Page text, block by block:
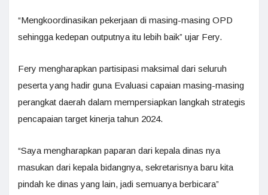
“Mengkoordinasikan pekerjaan di masing-masing OPD
sehingga kedepan outputnya itu lebih baik” ujar Fery.
Fery mengharapkan partisipasi maksimal dari seluruh
peserta yang hadir guna Evaluasi capaian masing-masing
perangkat daerah dalam mempersiapkan langkah strategis
pencapaian target kinerja tahun 2024.
“Saya mengharapkan paparan dari kepala dinas nya
masukan dari kepala bidangnya, sekretarisnya baru kita
pindah ke dinas yang lain, jadi semuanya berbicara”